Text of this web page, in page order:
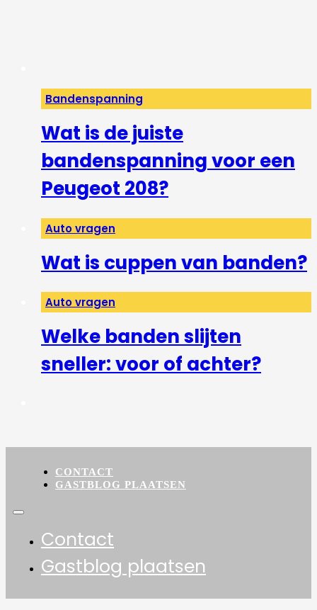
Bandenspanning
Wat is de juiste
bandenspanning voor een
Peugeot 208?
Auto vragen
Wat is cuppen van banden?
Auto vragen
Welke banden slijten
sneller: voor of achter?
CONTACT
GASTBLOG PLAATSEN
Contact
Gastblog plaatsen